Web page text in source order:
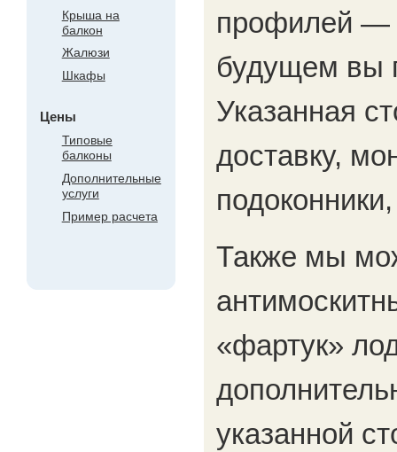
Крыша на
балкон
Жалюзи
Шкафы
Цены
Типовые
балконы
Дополнительные
услуги
Пример расчета
профилей —
будущем вы
Указанная
доставку,
Также мы
«фартук»
указанной